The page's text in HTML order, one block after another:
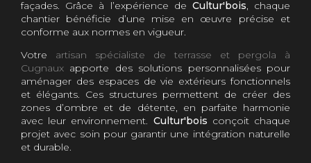
façades. Grâce à l’expérience de Cultur'bois, chaque
chantier bénéficie d’une mise en œuvre précise et
conforme aux normes en vigueur.
Votre artisan spécialiste de terrasse et pergola à
Cugnaux apporte des solutions personnalisées pour
aménager des espaces de vie extérieurs fonctionnels
et élégants. Ces structures permettent de créer des
zones d’ombre et de détente, en parfaite harmonie
avec leur environnement. Cultur'bois conçoit chaque
projet avec soin pour garantir une intégration naturelle
et durable.